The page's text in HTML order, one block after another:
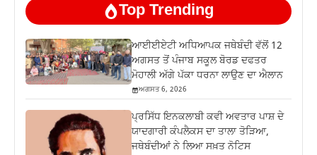
Top Trending
ਆਈਈਏਟੀ ਅਧਿਆਪਕ ਜਥੇਬੰਦੀ ਵੱਲੋਂ 12
ਅਗਸਤ ਤੋਂ ਪੰਜਾਬ ਸਕੂਲ ਬੋਰਡ ਦਫਤਰ
ਮੋਹਾਲੀ ਅੱਗੇ ਪੱਕਾ ਧਰਨਾ ਲਾਉਣ ਦਾ ਐਲਾਨ
ਅਗਸਤ 6, 2026
ਪ੍ਰਸਿੱਧ ਇਨਕਲਾਬੀ ਕਵੀ ਅਵਤਾਰ ਪਾਸ਼ ਦੇ
ਯਾਦਗਾਰੀ ਕੰਪਲੈਕਸ ਦਾ ਤਾਲਾ ਤੋੜਿਆ,
ਜਥੇਬੰਦੀਆਂ ਨੇ ਲਿਆ ਸਖ਼ਤ ਨੋਟਿਸ